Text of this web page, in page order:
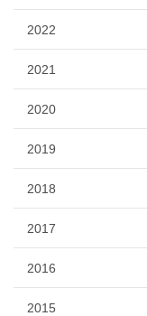
2022
2021
2020
2019
2018
2017
2016
2015